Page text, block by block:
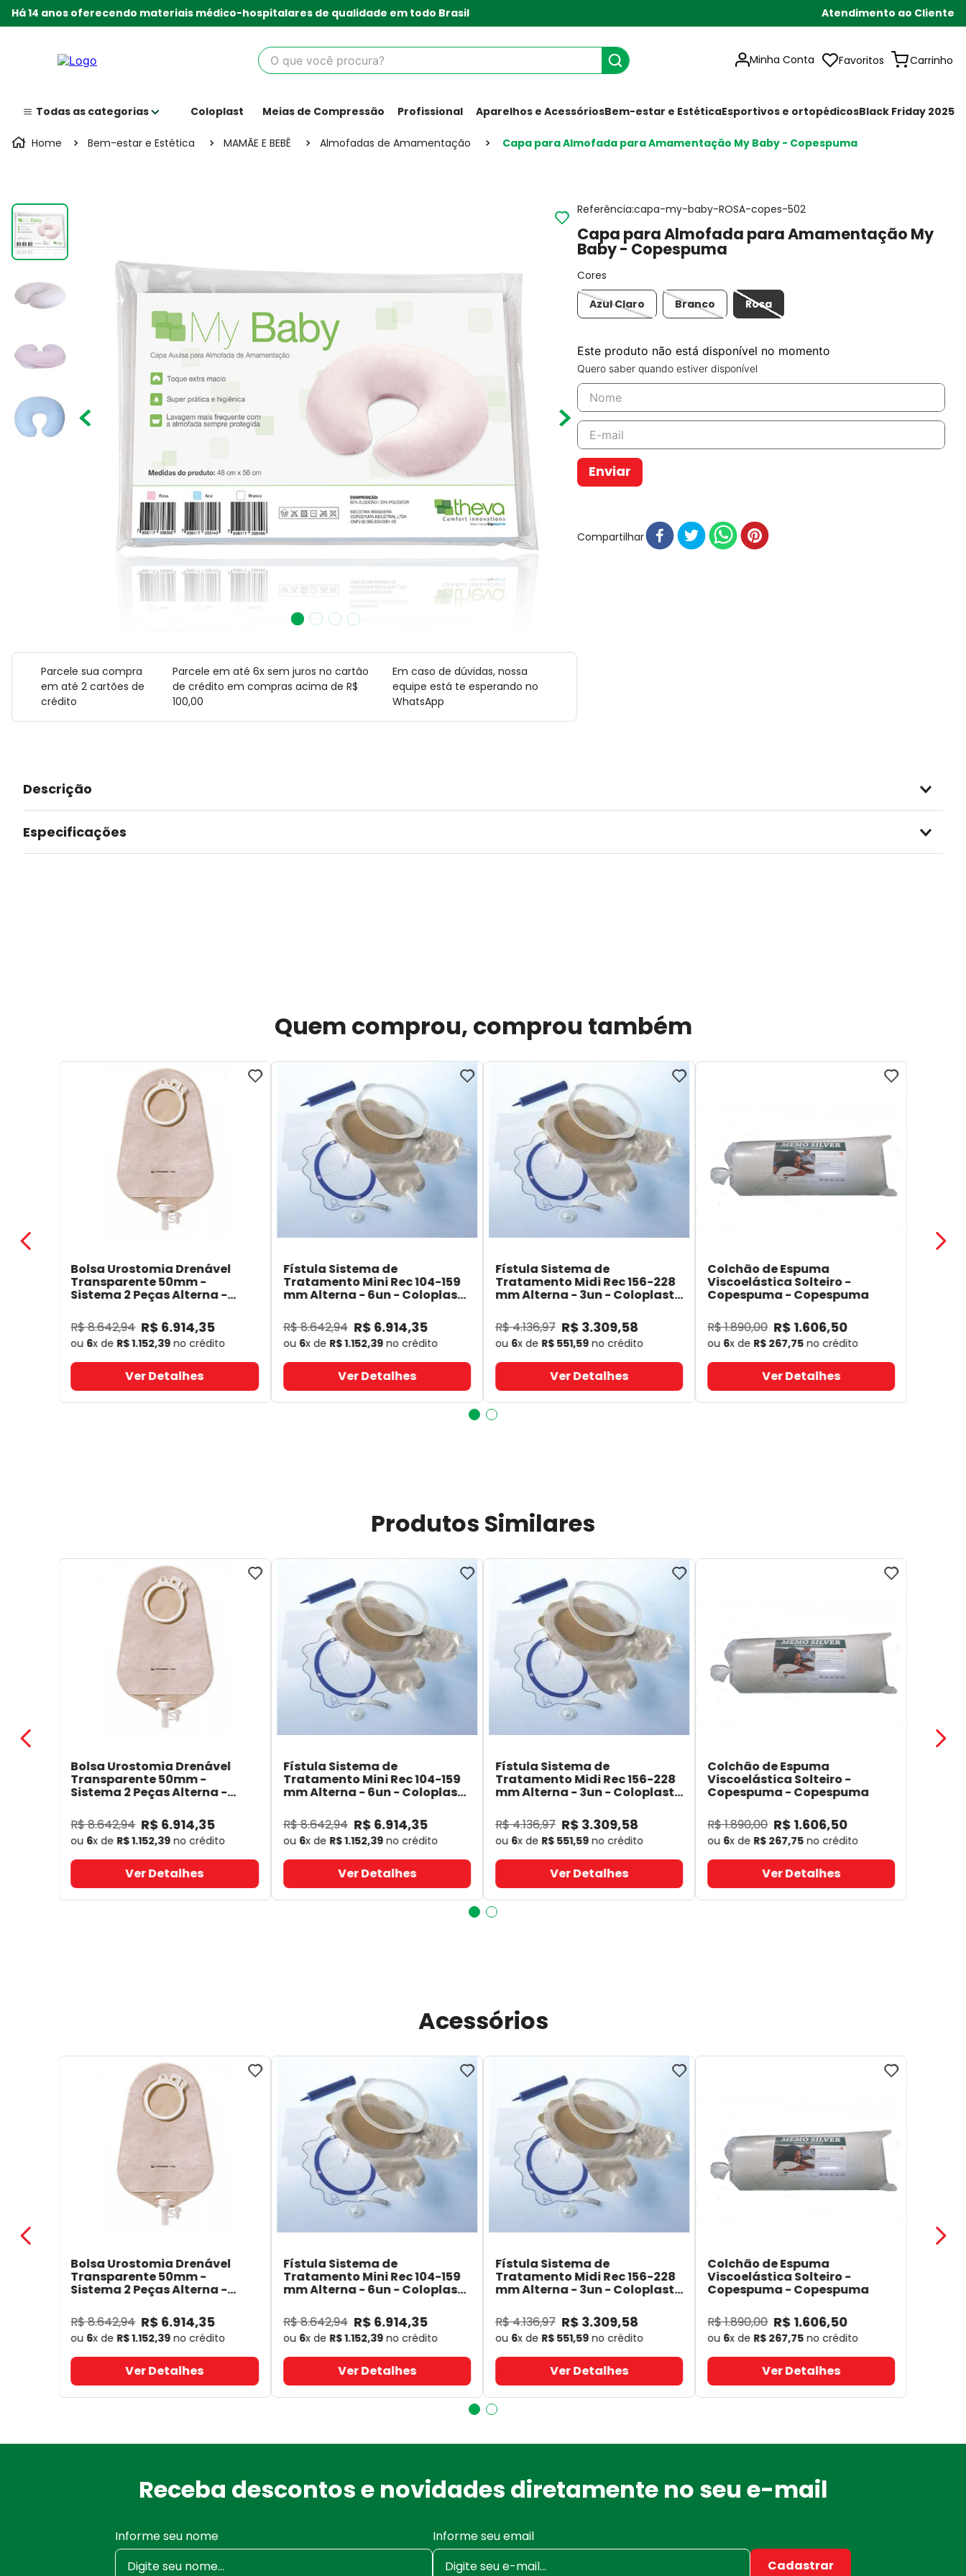
Há 14 anos oferecendo materiais médico-hospitalares de qualidade em todo Brasil Atendimento ao Cliente
O que você procura?
Minha Conta Favoritos
Coloplast Meias de Compressão Profissional Aparelhos e AcessóriosBem-estar e EstéticaEsportivos e ortopédicosBlack Friday 2025
Bem-estar e Estética MAMÃE E BEBÊ Almofadas de Amamentação Capa para Almofada para Amamentação My Baby - Copespuma
Parcele sua compra
em até 2 cartões de
crédito
Parcele em até 6x sem juros no cartão
de crédito em compras acima de R$
100,00
Em caso de dúvidas, nossa
equipe está te esperando no
WhatsApp
Referência:capa-my-baby-ROSA-copes-502
Capa para Almofada para Amamentação My
Baby - Copespuma
Cores
Azul Claro
Branco Rosa
Este produto não está disponível no momento
Quero saber quando estiver disponível
Enviar
Compartilhar
Descrição
Especificações
Quem comprou, comprou também
Bolsa Urostomia Drenável
Transparente 50mm -
Sistema 2 Peças Alterna -
R$8.642,94 R$ 6.914,35
ou 6x de R$1.152,39no crédito
Ver Detalhes
Fístula Sistema de
Tratamento Mini Rec 104-159
mm Alterna - 6un - Coloplast
R$8.642,94 R$ 6.914,35
ou 6x de R$1.152,39no crédito
Ver Detalhes
Fístula Sistema de
Tratamento Midi Rec 156-228
mm Alterna - 3un - Coloplast
R$4.136,97 R$ 3.309,58
ou 6x de R$ 551,59no crédito
Ver Detalhes
Colchão de Espuma
Viscoelástica Solteiro -
Copespuma- Copespuma
R$1.890,00 R$ 1.606,50
ou 6x de R$ 267,75 no crédito
Ver Detalhes
Produtos Similares
Bolsa Urostomia Drenável
Transparente 50mm -
Sistema 2 Peças Alterna -
R$8.642,94 R$ 6.914,35
ou 6x de R$1.152,39no crédito
Ver Detalhes
Fístula Sistema de
Tratamento Mini Rec 104-159
mm Alterna - 6un - Coloplast
R$8.642,94 R$ 6.914,35
ou 6x de R$1.152,39no crédito
Ver Detalhes
Fístula Sistema de
Tratamento Midi Rec 156-228
mm Alterna - 3un - Coloplast
R$4.136,97 R$ 3.309,58
ou 6x de R$ 551,59no crédito
Ver Detalhes
Colchão de Espuma
Viscoelástica Solteiro -
Copespuma- Copespuma
R$1.890,00 R$ 1.606,50
ou 6x de R$ 267,75 no crédito
Ver Detalhes
Acessórios
Bolsa Urostomia Drenável
Transparente 50mm -
Sistema 2 Peças Alterna -
R$8.642,94 R$ 6.914,35
ou 6x de R$1.152,39no crédito
Ver Detalhes
Fístula Sistema de
Tratamento Mini Rec 104-159
mm Alterna - 6un - Coloplast
R$8.642,94 R$ 6.914,35
ou 6x de R$1.152,39no crédito
Ver Detalhes
Fístula Sistema de
Tratamento Midi Rec 156-228
mm Alterna - 3un - Coloplast
R$4.136,97 R$ 3.309,58
ou 6x de R$ 551,59no crédito
Ver Detalhes
Colchão de Espuma
Viscoelástica Solteiro -
Copespuma- Copespuma
R$1.890,00 R$ 1.606,50
ou 6x de R$ 267,75 no crédito
Ver Detalhes
Receba descontos e novidades diretamente no seu e-mail
Informe seu nome
Informe seu email
Cadastrar